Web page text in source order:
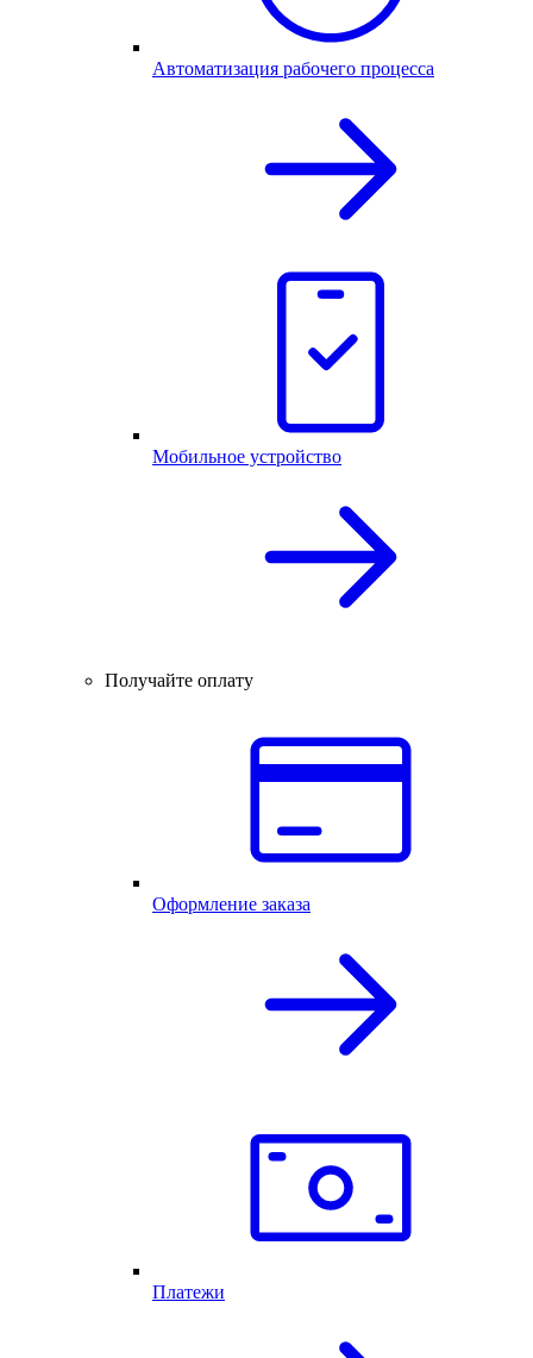
Автоматизация рабочего процесса
Мобильное устройство
Получайте оплату
Оформление заказа
Платежи